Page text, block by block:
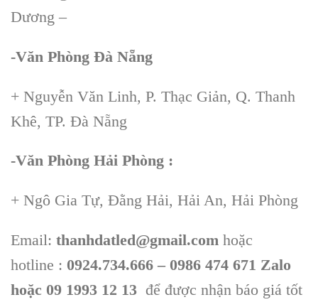
Dương –
-Văn Phòng Đà Nẵng
+ Nguyễn Văn Linh, P. Thạc Giản, Q. Thanh
Khê, TP. Đà Nẵng
-Văn Phòng Hải Phòng :
+ Ngô Gia Tự, Đằng Hải, Hải An, Hải Phòng
Email: thanhdatled@gmail.com hoặc
hotline : 0924.734.666 – 0986 474 671 Zalo
hoặc 09 1993 12 13 để được nhận báo giá tốt